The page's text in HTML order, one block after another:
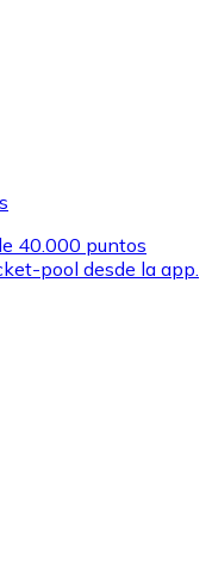
40.000 puntos
pool desde la app.